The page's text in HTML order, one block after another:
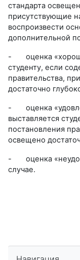
стандарта
присутствующие
воспроизвести
дополнительной
- оценка
студенту, если
правительства,
достаточно
- оценка
выставляется
постановления
освещено
- оценка
случае.